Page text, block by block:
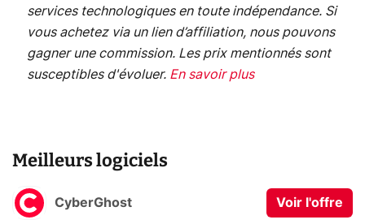
services technologiques en toute indépendance. Si
vous achetez via un lien d’affiliation, nous pouvons
gagner une commission. Les prix mentionnés sont
susceptibles d'évoluer. En savoir plus
Meilleurs logiciels
CyberGhost Voir l'offre